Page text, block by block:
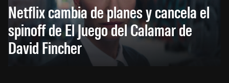
Netflix cambia de planes y cancela el
spinoff de El Juego del Calamar de
David Fincher